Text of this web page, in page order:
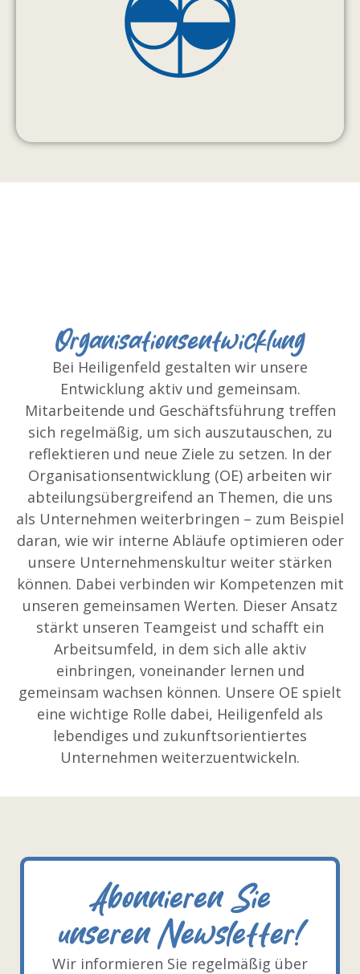
Organisationsentwicklung
Bei Heiligenfeld gestalten wir unsere
Entwicklung aktiv und gemeinsam.
Mitarbeitende und Geschäftsführung treffen
sich regelmäßig, um sich auszutauschen, zu
reflektieren und neue Ziele zu setzen. In der
Organisationsentwicklung (OE) arbeiten wir
abteilungsübergreifend an Themen, die uns
als Unternehmen weiterbringen – zum Beispiel
daran, wie wir interne Abläufe optimieren oder
unsere Unternehmenskultur weiter stärken
können. Dabei verbinden wir Kompetenzen mit
unseren gemeinsamen Werten. Dieser Ansatz
stärkt unseren Teamgeist und schafft ein
Arbeitsumfeld, in dem sich alle aktiv
einbringen, voneinander lernen und
gemeinsam wachsen können. Unsere OE spielt
eine wichtige Rolle dabei, Heiligenfeld als
lebendiges und zukunftsorientiertes
Unternehmen weiterzuentwickeln.
Abonnieren Sie
unseren Newsletter!
Wir informieren Sie regelmäßig über